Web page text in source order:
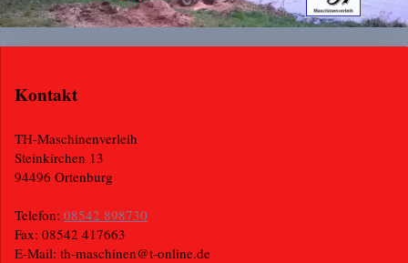
Kontakt
TH-Maschinenverleih
Steinkirchen 13
94496 Ortenburg
Telefon: 08542 898730
Fax: 08542 417663
E-Mail: th-maschinen@t-online.de